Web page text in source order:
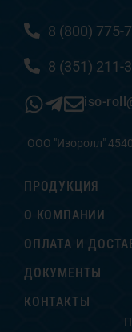
8 (800) 775-
8 (351) 211-
iso-
ООО "Изоролл"
ПРОДУКЦИЯ
О КОМПАНИИ
ОПЛАТА И
ДОКУМЕНТЫ
КОНТАКТЫ